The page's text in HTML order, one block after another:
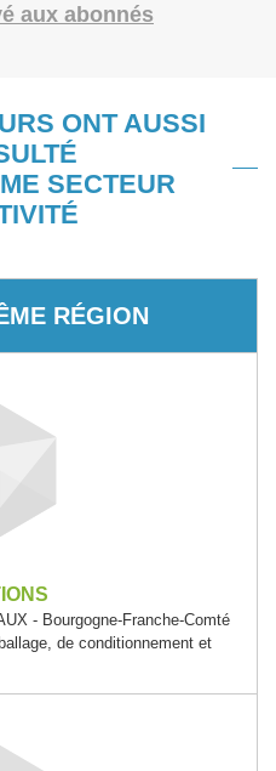
aux abonnés
ONT AUSSI
SECTEUR
RÉGION
- Bourgogne-Franche-Comté
de conditionnement et